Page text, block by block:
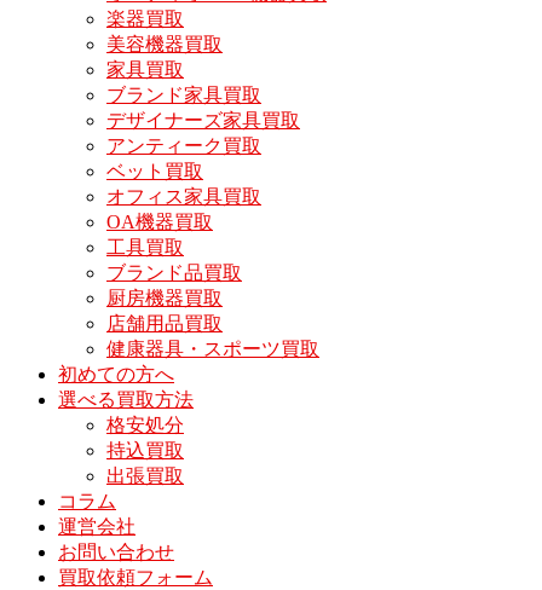
楽器買取
美容機器買取
家具買取
ブランド家具買取
デザイナーズ家具買取
アンティーク買取
ベット買取
オフィス家具買取
OA機器買取
工具買取
ブランド品買取
厨房機器買取
店舗用品買取
健康器具・スポーツ買取
初めての方へ
選べる買取方法
格安処分
持込買取
出張買取
コラム
運営会社
お問い合わせ
買取依頼フォーム